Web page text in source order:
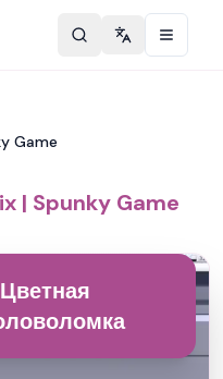
Change
Game
| Spunky Game